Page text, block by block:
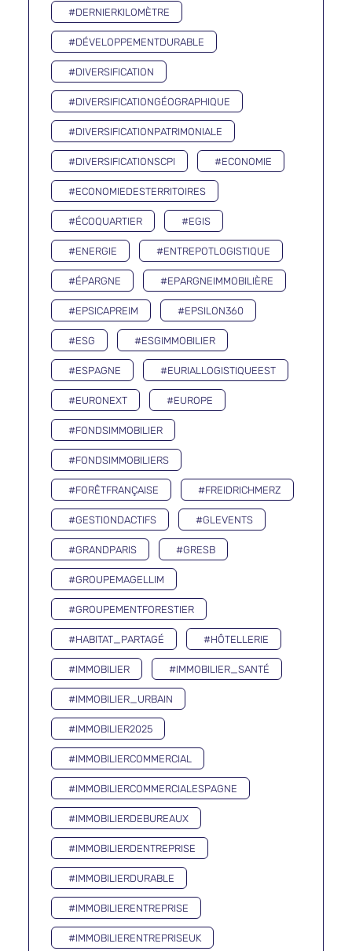
#DERNIERKILOMÈTRE
#DÉVELOPPEMENTDURABLE
#DIVERSIFICATION
#DIVERSIFICATIONGÉOGRAPHIQUE
#DIVERSIFICATIONPATRIMONIALE
#DIVERSIFICATIONSCPI #ECONOMIE
#ECONOMIEDESTERRITOIRES
#ÉCOQUARTIER #EGIS
#ENERGIE #ENTREPOTLOGISTIQUE
#ÉPARGNE #EPARGNEIMMOBILIÈRE
#EPSICAPREIM #EPSILON360
#ESG #ESGIMMOBILIER
#ESPAGNE #EURIALLOGISTIQUEEST
#EURONEXT #EUROPE
#FONDSIMMOBILIER
#FONDSIMMOBILIERS
#FORÊTFRANÇAISE #FREIDRICHMERZ
#GESTIONDACTIFS #GLEVENTS
#GRANDPARIS #GRESB
#GROUPEMAGELLIM
#GROUPEMENTFORESTIER
#HABITAT_PARTAGÉ #HÔTELLERIE
#IMMOBILIER #IMMOBILIER_SANTÉ
#IMMOBILIER_URBAIN
#IMMOBILIER2025
#IMMOBILIERCOMMERCIAL
#IMMOBILIERCOMMERCIALESPAGNE
#IMMOBILIERDEBUREAUX
#IMMOBILIERDENTREPRISE
#IMMOBILIERDURABLE
#IMMOBILIERENTREPRISE
#IMMOBILIERENTREPRISEUK